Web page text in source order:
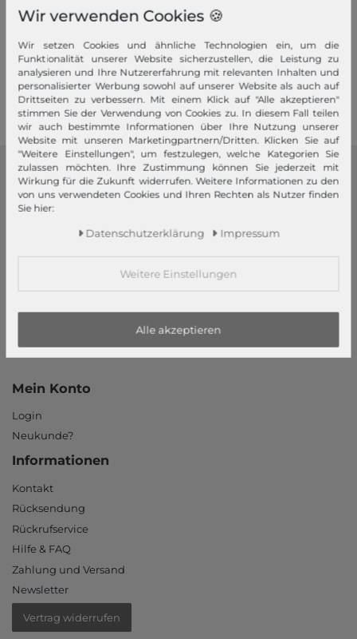
Ihre Vorteile
Premiumversand, Große Auswahl, faire Preise, Freundlicher &
schneller Service
Mehr dazu!
modeherz
Impressum
Datenschutzerklärung
Barrierefreiheitserklärung
Mein Konto
Login
Neukunde?
Informationen
Kontakt
Rücksendung
Rückrufservice
Hilfe & FAQ
Zahlung und Versand
Newsletter
Vertrag widerrufen
Wir verwenden Cookies 🍪
Wir setzen Cookies und ähnliche Technologien ein, um die
Funktionalität unserer Website sicherzustellen, die Leistung zu
analysieren und Ihre Nutzererfahrung mit relevanten Inhalten und
personalisierter Werbung sowohl auf unserer Website als auch auf
Drittseiten zu verbessern. Mit einem Klick auf "Alle akzeptieren"
stimmen Sie der Verwendung von Cookies zu. In diesem Fall teilen
wir auch bestimmte Informationen über Ihre Nutzung unserer
Website mit unseren Marketingpartnern/Dritten. Klicken Sie auf
"Weitere Einstellungen", um festzulegen, welche Kategorien Sie
zulassen möchten. Ihre Zustimmung können Sie jederzeit mit
Wirkung für die Zukunft widerrufen. Weitere Informationen zu den
von uns verwendeten Cookies und Ihren Rechten als Nutzer finden
Sie hier:
Daten­schutz­erklärung Impressum
Weitere Einstellungen
Alle akzeptieren